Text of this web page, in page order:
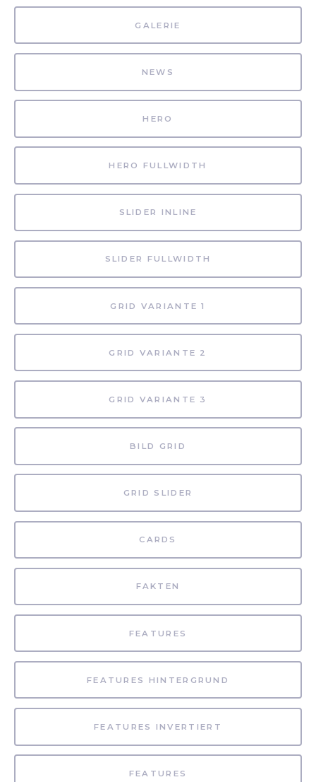
GALERIE
NEWS
HERO
HERO FULLWIDTH
SLIDER INLINE
SLIDER FULLWIDTH
GRID VARIANTE 1
GRID VARIANTE 2
GRID VARIANTE 3
BILD GRID
GRID SLIDER
CARDS
FAKTEN
FEATURES
FEATURES HINTERGRUND
FEATURES INVERTIERT
FEATURES